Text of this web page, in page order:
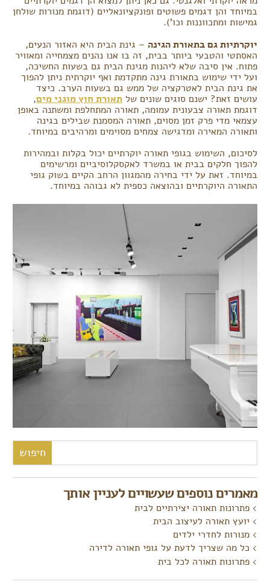
במיוחד והן דגמים פשוטים ופונקציונאליים (דוגמת מנורות שולחן
גמישות ומתכווננות וכו').
יוקרתיות גם בתאורת הגינה – גינת הבית היא האזור הנעים,
האסתטי והטבעי ביותר בבית, זה בו אנו נהנים מצמחייה ומאוויר
פתוח. אין סיבה שלא ליהנות מגינת הבית גם בשעות החשיכה,
ועל ידי שימוש בתאורת גינה מתקדמת ואף יוקרתית ניתן להפוך
את גינת הבית לאטרקציה של ממש גם בשעות הערב. כיצד
עושים זאת? ישנם סוגים שונים של תאורת חוץ מוגני מים,
דוגמת תאורה צבעונית עמומה, תאורה המתחלפת ומשתנה באופן
עצמאי מדי פרק זמן מסוים, תאורה המסמנת שבילים בגינה
ותאורה המאירה ומדגישה צמחים מסוימים ומרהיבים במיוחד.
לסיכום, השימוש בגופי תאורה יוקרתיים יכול בקלות ובמהירות
להפוך חלקים בבית או במשרד לאקסקלוסיביים ומרשימים
במיוחד. זאת על ידי בחירה מהמגוון הרחב הקיים בשוק גופי
התאורה היוקרתיים ובהוצאה כספית לא גבוהה במיוחד.
חיפוש:
מאמרים נוספים שעשויים לעניין אותך
פתרונות תאורה יצירתיים לבית
יועץ תאורה לעיצוב הבית
מנורות לחדרי ילדים
כל מה שצריך לדעת על גופי תאורה לדירה
פתרונות תאורה לכל בית